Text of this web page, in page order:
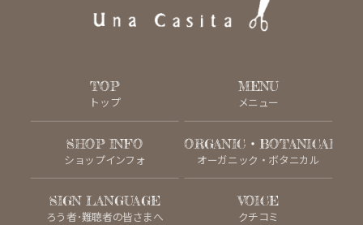
TOP
トップ
MENU
メニュー
SHOP INFO
ショップインフォ
ORGANIC・BOTANICAL
オーガニック・ボタニカル
SIGN LANGUAGE
ろう者･難聴者の皆さまへ
VOICE
クチコミ